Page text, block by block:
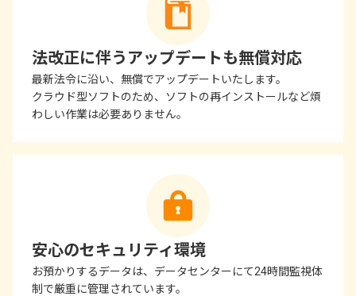
法改正に伴うアップデートも無償対応
最新法令に沿い、無償でアップデートいたします。
クラウド型ソフトのため、ソフトの再インストールなど煩
わしい作業は必要ありません。
安心のセキュリティ環境
お預かりするデータは、データセンターにて24時間監視体
制で厳重に管理されています。